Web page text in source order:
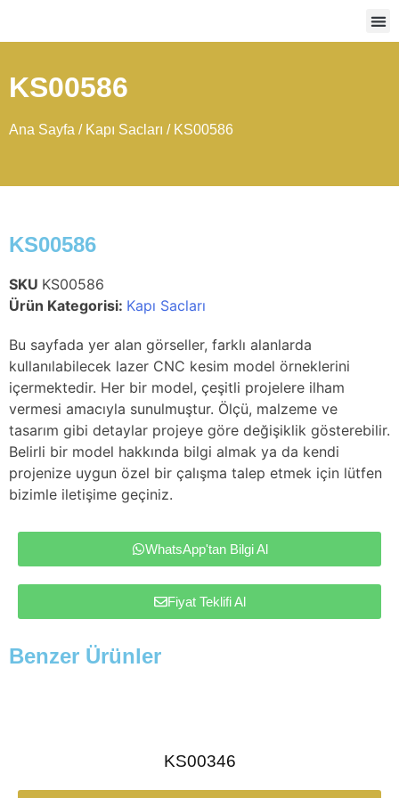
KS00586
Ana Sayfa / Kapı Sacları / KS00586
KS00586
SKU KS00586
Ürün Kategorisi: Kapı Sacları
Bu sayfada yer alan görseller, farklı alanlarda
kullanılabilecek lazer CNC kesim model örneklerini
içermektedir. Her bir model, çeşitli projelere ilham
vermesi amacıyla sunulmuştur. Ölçü, malzeme ve
tasarım gibi detaylar projeye göre değişiklik gösterebilir.
Belirli bir model hakkında bilgi almak ya da kendi
projenize uygun özel bir çalışma talep etmek için lütfen
bizimle iletişime geçiniz.
WhatsApp'tan Bilgi Al
Fiyat Teklifi Al
Benzer Ürünler
KS00346